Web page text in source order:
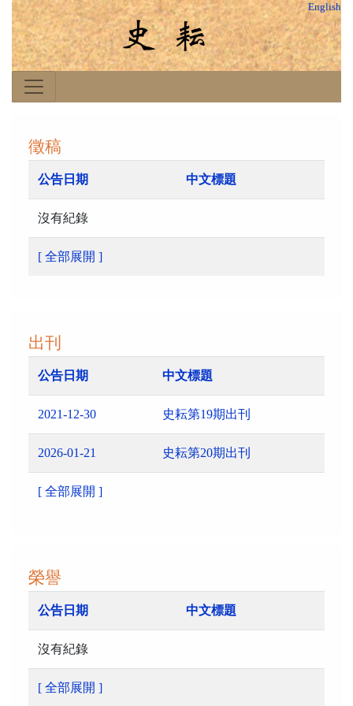
English
徵稿
公告日期 中文標題
沒有紀錄
[ 全部展開 ]
出刊
公告日期 中文標題
2021-12-30 史耘第19期出刊
2026-01-21 史耘第20期出刊
[ 全部展開 ]
榮譽
公告日期 中文標題
沒有紀錄
[ 全部展開 ]